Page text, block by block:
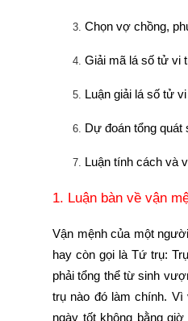
Chọn vợ chồng,
Giải mã lá số tử vi
Luận giải lá số tử
Dự đoán tổng
Luận tính cách và
1. Luận bàn về vận
Vận mệnh của một
hay còn gọi là Tứ trụ:
phải tổng thể từ sinh
trụ nào đó làm chính. Vì
ngày tốt không bằng